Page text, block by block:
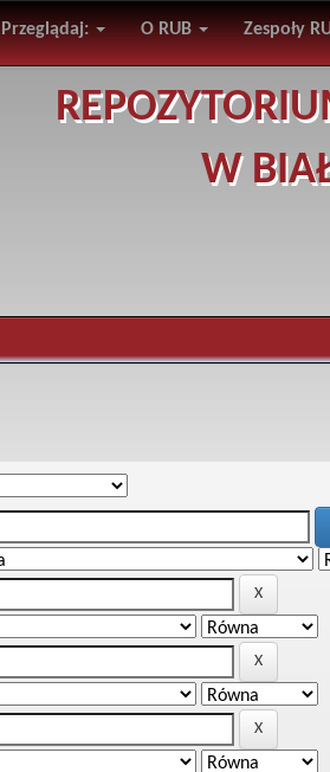
Przeglądaj: O RUB Zespoły
W